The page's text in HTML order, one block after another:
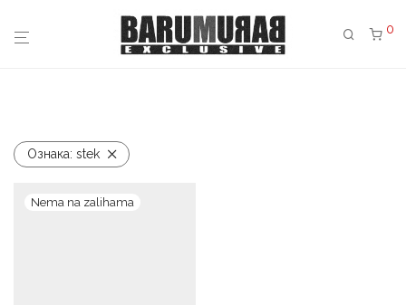
0
Ознака: stek